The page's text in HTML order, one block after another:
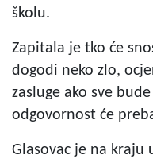
školu.
Zapitala je tko će
dogodi neko zlo,
zasluge ako sve
odgovornost će
Glasovac je na kraju